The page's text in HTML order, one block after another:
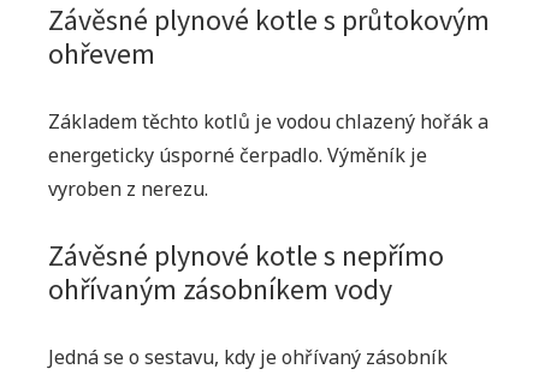
Závěsné plynové kotle s průtokovým
ohřevem
Základem těchto kotlů je vodou chlazený hořák a
energeticky úsporné čerpadlo. Výměník je
vyroben z nerezu.
Závěsné plynové kotle s nepřímo
ohřívaným zásobníkem vody
Jedná se o sestavu, kdy je ohřívaný zásobník